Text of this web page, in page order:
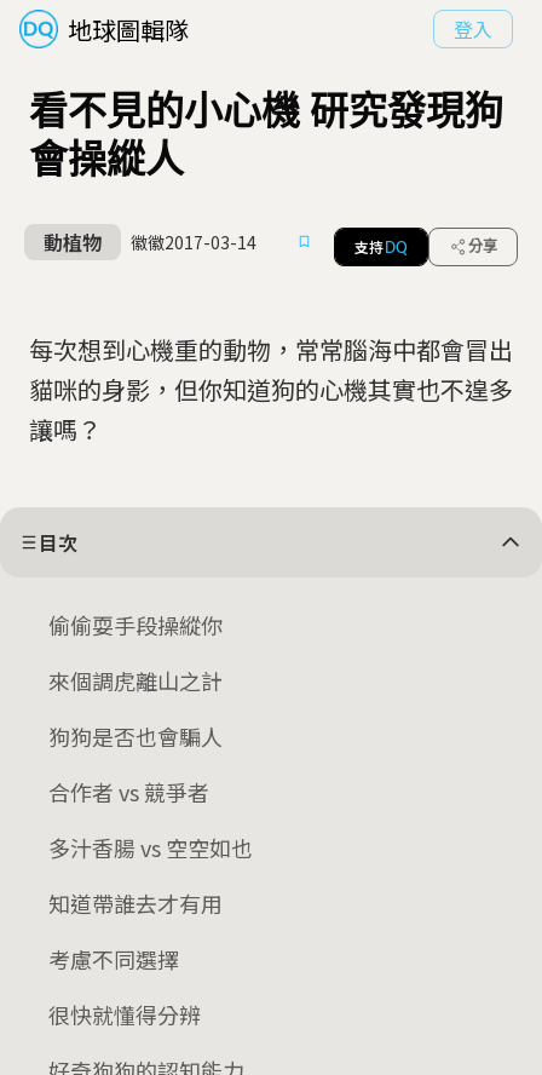
地球圖輯隊 登入
看不見的小心機 研究發現狗
會操縱人
動植物 徽徽2017-03-14 支持 DQ 分享
每次想到心機重的動物，常常腦海中都會冒出
貓咪的身影，但你知道狗的心機其實也不遑多
讓嗎？
目次
偷偷耍手段操縱你
來個調虎離山之計
狗狗是否也會騙人
合作者 vs 競爭者
多汁香腸 vs 空空如也
知道帶誰去才有用
考慮不同選擇
很快就懂得分辨